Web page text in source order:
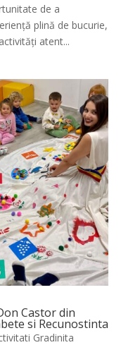
de a
plină de bucurie,
atent...
Castor din
si Recunostinta
Gradinita